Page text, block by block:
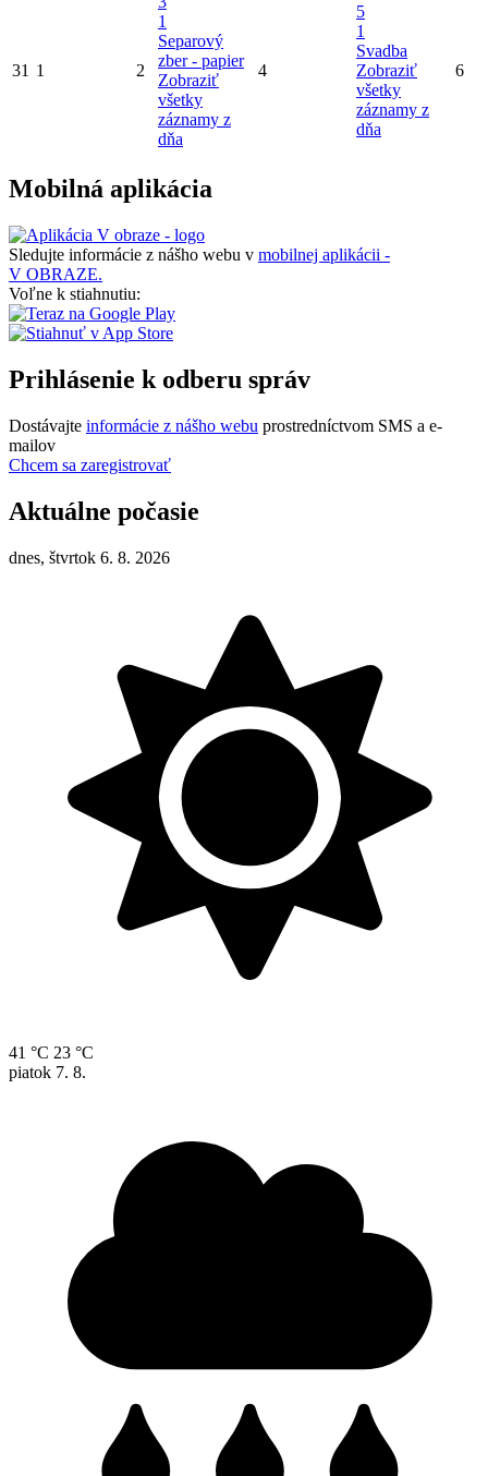
31 1 2
1
Separový
zber - papier
Zobraziť
všetky
záznamy z
dňa
4
5
1
Svadba
Zobraziť
všetky
záznamy z
dňa
6
Mobilná aplikácia
Sledujte informácie z nášho webu v mobilnej aplikácii -
V OBRAZE.
Voľne k stiahnutiu:
Prihlásenie k odberu správ
Dostávajte informácie z nášho webu prostredníctvom SMS a e-
mailov
Chcem sa zaregistrovať
Aktuálne počasie
dnes, štvrtok 6. 8. 2026
41 °C 23 °C
piatok 7. 8.